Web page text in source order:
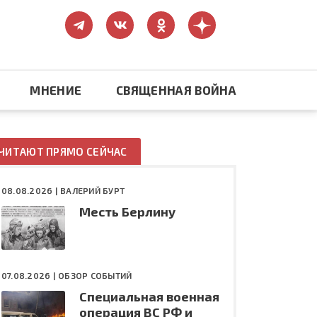
Конфликт на Украине
МНЕНИЕ СВЯЩЕННАЯ ВОЙНА
ПРЯМО СЕЙЧАС
08.08.2026 | ВАЛЕРИЙ БУРТ
Месть Берлину
07.08.2026 | ОБЗОР СОБЫТИЙ
Специальная военная
операция ВС РФ и